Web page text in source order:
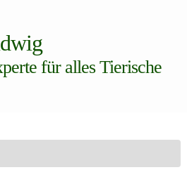
für alles Tierische